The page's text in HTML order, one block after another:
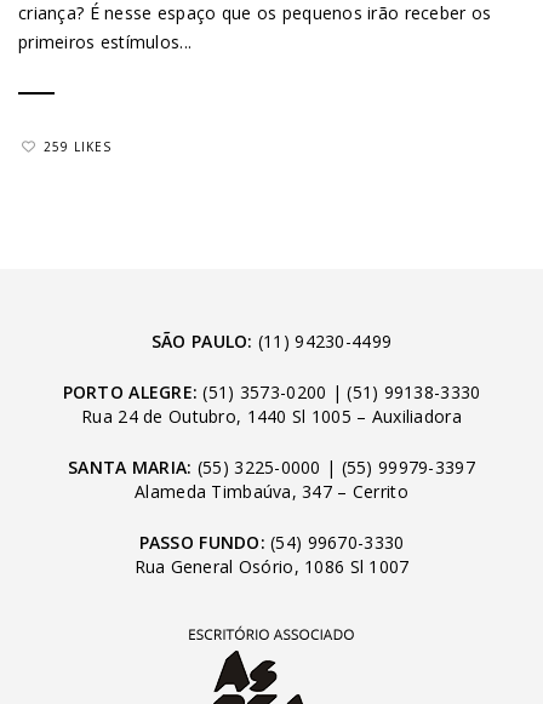
criança? É nesse espaço que os pequenos irão receber os
primeiros estímulos...
259 LIKES
SÃO PAULO: (11) 94230-4499
PORTO ALEGRE: (51) 3573-0200 |(51) 99138-3330
Rua 24 de Outubro, 1440 Sl 1005 – Auxiliadora
SANTA MARIA: (55) 3225-0000 | (55) 99979-3397
Alameda Timbaúva, 347 – Cerrito
PASSO FUNDO: (54) 99670-3330
Rua General Osório, 1086 Sl 1007